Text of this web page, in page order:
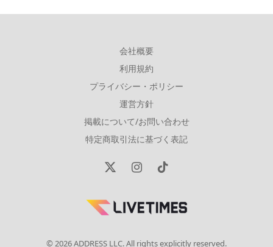
会社概要
利用規約
プライバシー・ポリシー
運営方針
掲載について/お問い合わせ
特定商取引法に基づく表記
X
InstagramTikTok
© 2026 ADDRESS LLC. All rights explicitly reserved.